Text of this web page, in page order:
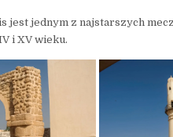
jest jednym z najstarszych
i XV wieku.